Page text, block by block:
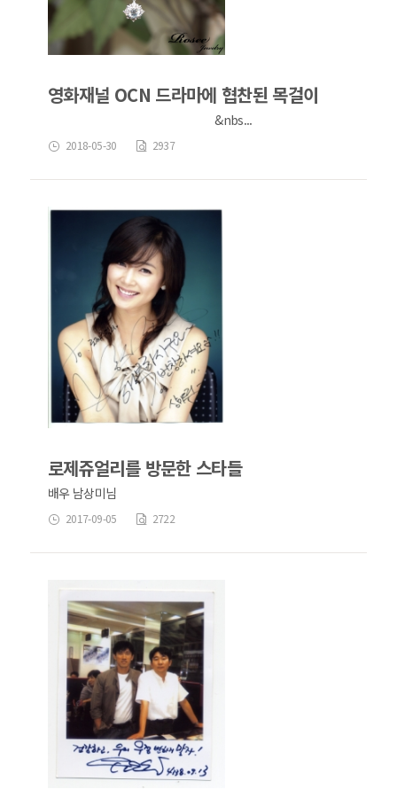
영화재널 OCN 드라마에 협찬된 목걸이
&nbs...
2018-05-30 2937
로제쥬얼리를 방문한 스타들
배우 남상미님
2017-09-05 2722